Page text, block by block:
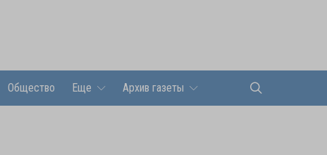
Общество Еще Архив газеты